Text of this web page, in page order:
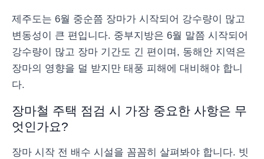
제주도는 6월 중순쯤 장마가 시작되어 강수량이 많고
변동성이 큰 편입니다. 중부지방은 6월 말쯤 시작되어
강수량이 많고 장마 기간도 긴 편이며, 동해안 지역은
장마의 영향을 덜 받지만 태풍 피해에 대비해야 합니
다.
장마철 주택 점검 시 가장 중요한 사항은 무
엇인가요?
장마 시작 전 배수 시설을 꼼꼼히 살펴봐야 합니다. 빗